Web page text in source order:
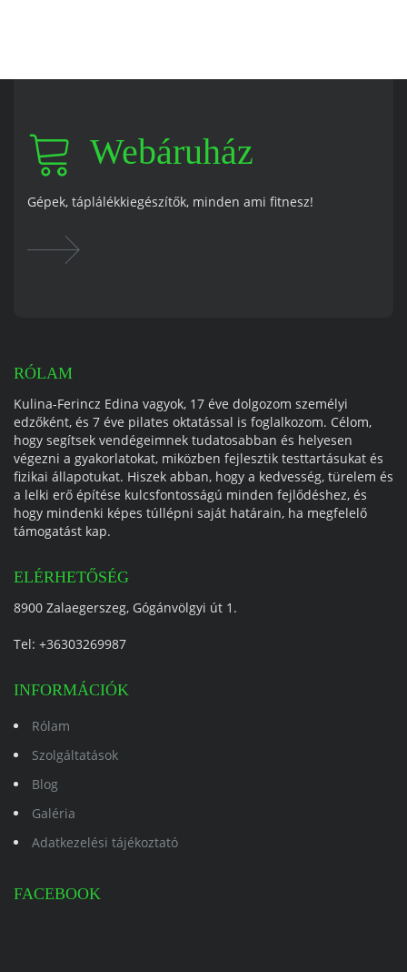
Webáruház
Gépek, táplálékkiegészítők, minden ami fitnesz!
RÓLAM
Kulina-Ferincz Edina vagyok, 17 éve dolgozom személyi
edzőként, és 7 éve pilates oktatással is foglalkozom. Célom,
hogy segítsek vendégeimnek tudatosabban és helyesen
végezni a gyakorlatokat, miközben fejlesztik testtartásukat és
fizikai állapotukat. Hiszek abban, hogy a kedvesség, türelem és
a lelki erő építése kulcsfontosságú minden fejlődéshez, és
hogy mindenki képes túllépni saját határain, ha megfelelő
támogatást kap.
ELÉRHETŐSÉG
8900 Zalaegerszeg, Gógánvölgyi út 1.
Tel: +36303269987
INFORMÁCIÓK
Rólam
Szolgáltatások
Blog
Galéria
Adatkezelési tájékoztató
FACEBOOK